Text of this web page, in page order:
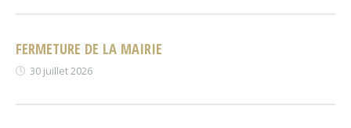
FERMETURE DE LA MAIRIE
30 juillet 2026